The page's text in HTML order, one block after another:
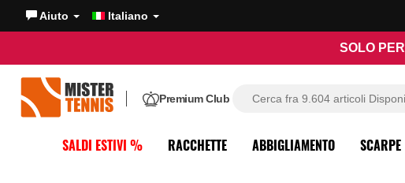
Aiuto Italiano
SOLO
Premium Club
SALDI ESTIVI % RACCHETTE ABBIGLIAMENTO SCARPE